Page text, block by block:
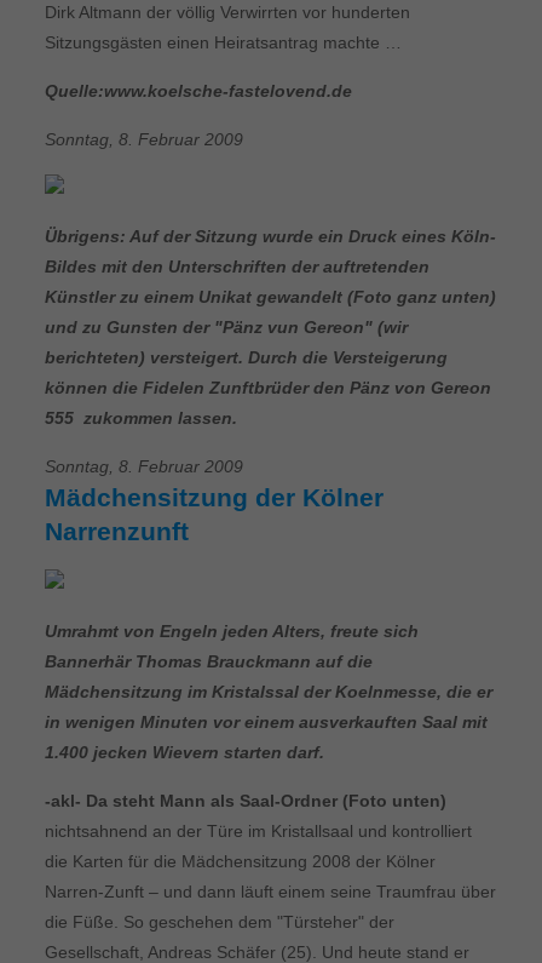
Dirk Altmann der völlig Verwirrten vor hunderten
Sitzungsgästen einen Heiratsantrag machte …
Quelle:www.koelsche-fastelovend.de
Sonntag, 8. Februar 2009
Übrigens: Auf der Sitzung wurde ein Druck eines Köln-
Bildes mit den Unterschriften der auftretenden
Künstler zu einem Unikat gewandelt (Foto ganz unten)
und zu Gunsten der "Pänz vun Gereon" (wir
berichteten) versteigert. Durch die Versteigerung
können die Fidelen Zunftbrüder den Pänz von Gereon
555  zukommen lassen.
Sonntag, 8. Februar 2009
Mädchensitzung der Kölner
Narrenzunft
Umrahmt von Engeln jeden Alters, freute sich
Bannerhär Thomas Brauckmann auf die
Mädchensitzung im Kristalssal der Koelnmesse, die er
in wenigen Minuten vor einem ausverkauften Saal mit
1.400 jecken Wievern starten darf.
-akl- Da steht Mann als Saal-Ordner (Foto unten)
nichtsahnend an der Türe im Kristallsaal und kontrolliert
die Karten für die Mädchensitzung 2008 der Kölner
Narren-Zunft – und dann läuft einem seine Traumfrau über
die Füße. So geschehen dem "Türsteher" der
Gesellschaft, Andreas Schäfer (25). Und heute stand er